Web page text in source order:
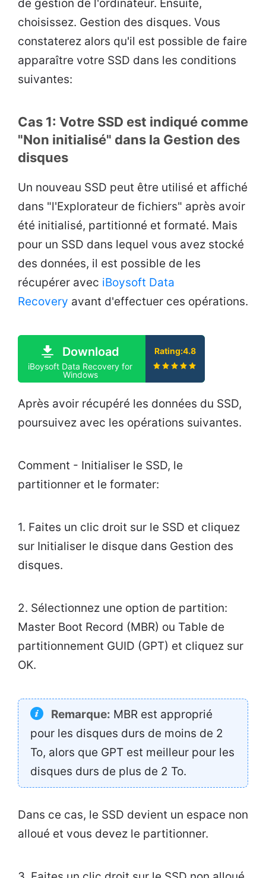
de gestion de l'ordinateur. Ensuite,
choisissez. Gestion des disques. Vous
constaterez alors qu'il est possible de faire
apparaître votre SSD dans les conditions
suivantes:
Cas 1: Votre SSD est indiqué comme
"Non initialisé" dans la Gestion des
disques
Un nouveau SSD peut être utilisé et affiché
dans "l'Explorateur de fichiers" après avoir
été initialisé, partitionné et formaté. Mais
pour un SSD dans lequel vous avez stocké
des données, il est possible de les
récupérer avec iBoysoft Data
Recovery avant d'effectuer ces opérations.
Download
iBoysoft Data Recovery for
Windows
Rating:4.8
Après avoir récupéré les données du SSD,
poursuivez avec les opérations suivantes.
Comment - Initialiser le SSD, le
partitionner et le formater:
1. Faites un clic droit sur le SSD et cliquez
sur Initialiser le disque dans Gestion des
disques.
2. Sélectionnez une option de partition:
Master Boot Record (MBR) ou Table de
partitionnement GUID (GPT) et cliquez sur
OK.
Remarque: MBR est approprié
pour les disques durs de moins de 2
To, alors que GPT est meilleur pour les
disques durs de plus de 2 To.
Dans ce cas, le SSD devient un espace non
alloué et vous devez le partitionner.